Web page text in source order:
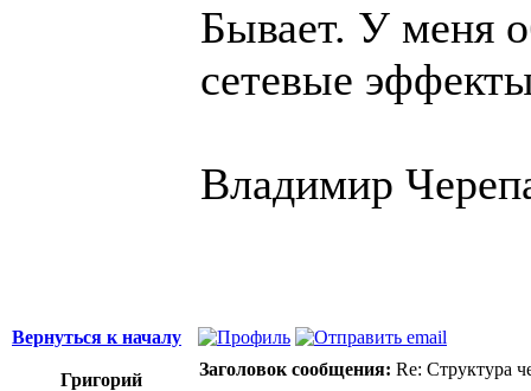
Бывает. У меня
сетевые
Владимир
Вернуться к началу
Григорий
Заголовок сообщения: Re: Структура